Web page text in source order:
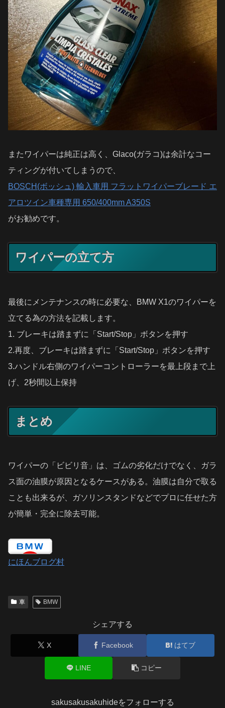
またワイパーは純正は高く、Glaco(ガラコ)は余計なコー
ティングが付いてしまうので、
BOSCH(ボッシュ) 輸入車用 フラットワイパーブレード エ
アロツイン車種専用 650/400mm A350S
がお勧めです。
ワイパーの立て方
最後にメンテナンスの時に必要な、BMW X1のワイパーを
立てる為の方法を記載します。
1. ブレーキは踏まずに「Start/Stop」ボタンを押す
2.再度、ブレーキは踏まずに「Start/Stop」ボタンを押す
3.ハンドル右側のワイパーコントローラーを最上段まで上
げ、2秒間以上保持
まとめ
ワイパーの「ビビリ音」は、ゴムの劣化だけでなく、ガラ
ス面の油膜が原因となるケースがある。油膜は自分で取る
ことも出来るが、ガソリンスタンドなどでプロに任せた方
が簡単・完全に除去可能。
にほんブログ村
車 BMW
シェアする
X Facebook はてブ
LINE コピー
sakusakusakuhideをフォローする